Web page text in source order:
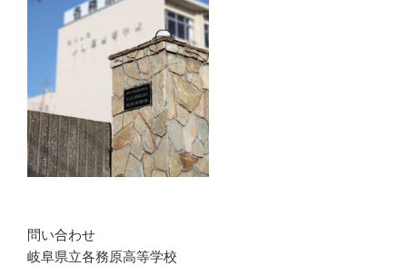
問い合わせ
岐阜県立各務原高等学校